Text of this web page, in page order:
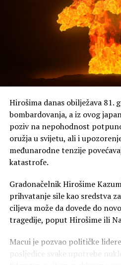
Hirošima danas obilježava 81.
bombardovanja, a iz ovog
poziv na nepohodnost
oružja u svijetu, ali i
međunarodne tenzije
katastrofe.
Gradonačelnik Hirošime
prihvatanje sile kao sredstva
ciljeva može da dovede do
tragedije, poput Hirošime ili
Macui je pozvao političke
posljedice svake upotrebe